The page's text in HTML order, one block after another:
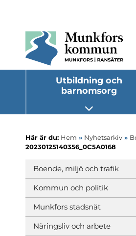
Utbildning och
barnomsorg
Öppna
Här är du: Hem » Nyhetsarkiv »
20230125140356_0C5A0168
Boende, miljö och trafik
Kommun och politik
Munkfors stadsnät
Näringsliv och arbete